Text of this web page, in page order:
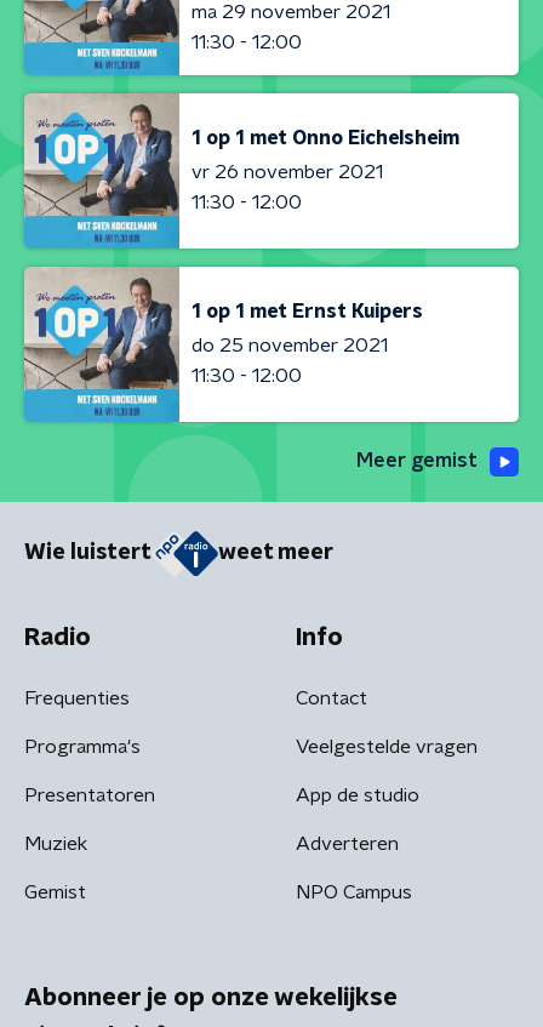
ma 29 november 2021
11:30 - 12:00
1 op 1 met Onno Eichelsheim
vr 26 november 2021
11:30 - 12:00
1 op 1 met Ernst Kuipers
do 25 november 2021
11:30 - 12:00
Meer gemist
Wie luistert weet meer
Radio
Frequenties
Programma's
Presentatoren
Muziek
Gemist
Info
Contact
Veelgestelde vragen
App de studio
Adverteren
NPO Campus
Abonneer je op onze wekelijkse